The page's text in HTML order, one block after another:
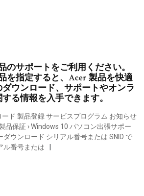
のサポートをご利用ください。
を指定すると、Acer 製品を快適
ウンロード、サポートやオンラ
る情報を入手できます。
ード 製品登録 サービスプログラム お知らせ
品保証 › Windows 10 パソコン出張サポー
ダウンロード シリアル番号または SNID で
ル番号または